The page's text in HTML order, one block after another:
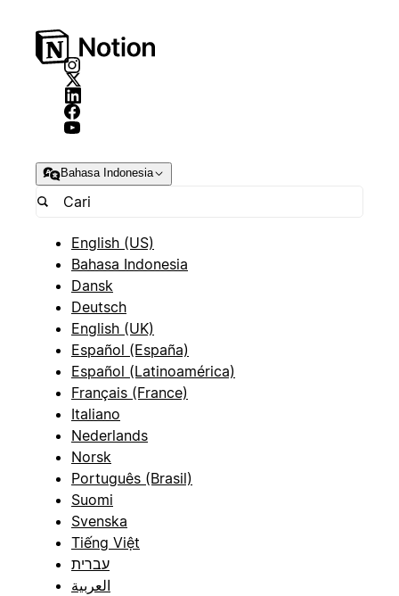
Bahasa Indonesia
English (US)
Bahasa Indonesia
Dansk
Deutsch
English (UK)
Español (España)
Español (Latinoamérica)
Français (France)
Italiano
Nederlands
Norsk
Português (Brasil)
Suomi
Svenska
Tiếng Việt
עברית
العربية